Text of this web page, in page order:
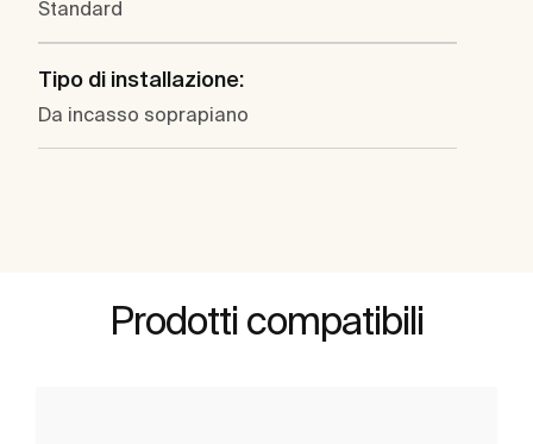
Standard
Tipo di installazione:
Da incasso soprapiano
Prodotti compatibili